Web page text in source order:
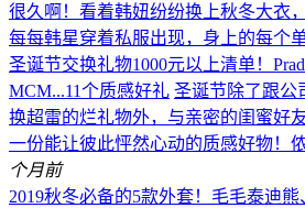
很久啊！看着韩妞纷纷换上秋冬大衣
每每韩星穿着私服出现，身上的每个
圣诞节交换礼物1000元以上清单！
MCM...11个质感好礼 圣诞节除了跟公
换超雷的烂礼物外，与亲密的闺蜜好
一份能让彼此怦然心动的质感好物！
个月前
2019秋冬必备的5款外套！毛毛泰迪